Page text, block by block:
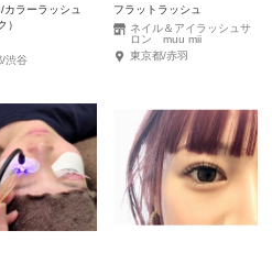
カラーラッシュ
）
/渋谷
フラットラッシュ
ネイル＆アイラッシュサ
ロン muu mii
東京都/赤羽